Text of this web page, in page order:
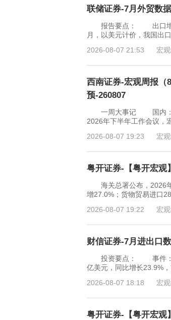
联储证券-7月外贸数
报告要点： 出口增速
月，以美元计价，我国出
2026-08-07 21:53
宏
西南证券-宏观周报（
预-260807
一周大事记 国内：资
2026年下半年工作会议，
2026-08-07 19:23
宏
粤开证券-【粤开宏观
海关总署公布，2026年
增27.0%；货物贸易进口
2026-08-07 19:22
宏
财信证券-7月进出口
投资要点： 事件：8月
亿美元，同比增长23.9%
2026-08-07 18:18
宏
粤开证券-【粤开宏观